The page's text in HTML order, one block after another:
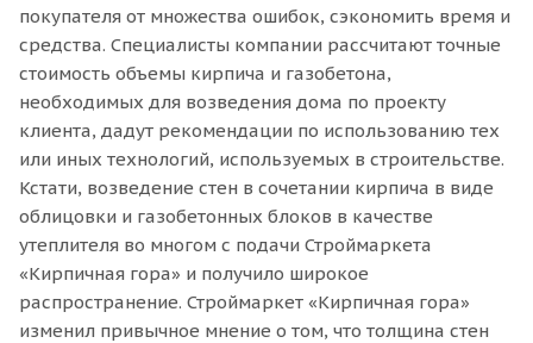
покупателя от множества ошибок, сэкономить время и
средства. Специалисты компании рассчитают точные
стоимость объемы кирпича и газобетона,
необходимых для возведения дома по проекту
клиента, дадут рекомендации по использованию тех
или иных технологий, используемых в строительстве.
Кстати, возведение стен в сочетании кирпича в виде
облицовки и газобетонных блоков в качестве
утеплителя во многом с подачи Строймаркета
«Кирпичная гора» и получило широкое
распространение. Строймаркет «Кирпичная гора»
изменил привычное мнение о том, что толщина стен